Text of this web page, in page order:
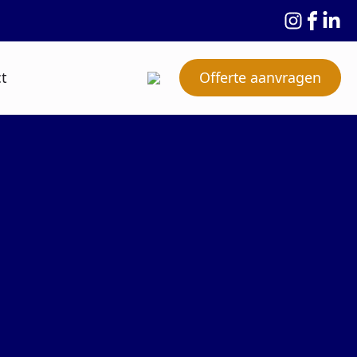
Offerte aanvragen